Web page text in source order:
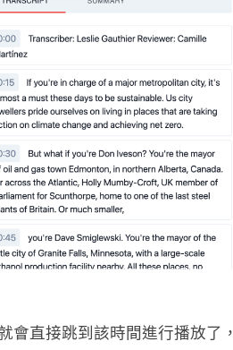
會直接跳到該時間進行播放了，